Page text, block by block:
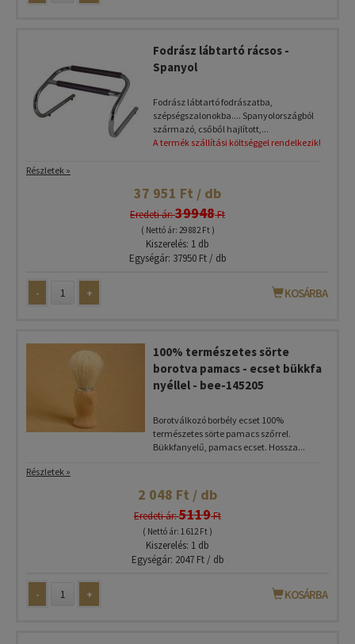
Fodrász lábtartó rácsos -
Spanyol
Fodrász lábtartó fodrászatba,
szépségszalonokba.... Spanyolországból
származó, csőből hajlított,...
A termék szállítási költséggel rendelkezik!
Részletek »
37 951 Ft / db
Eredeti ár:39948Ft
( Nettó ár: 29 882 Ft )
Kiszerelés: 1 db
Egységár: 37950 Ft / db
- + KOSÁRBA
100% természetes sörte
borotva pamacs - ecset bükkfa
nyéllel - bee-145205
Borotválkozó borbély ecset 100%
természetes sörte pamacs szőrrel.
Bükkfanyelű, pamacs ecset. Hossza...
Részletek »
2 048 Ft / db
Eredeti ár:5119Ft
( Nettó ár: 1 612 Ft )
Kiszerelés: 1 db
Egységár: 2047 Ft / db
- + KOSÁRBA